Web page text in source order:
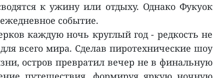
к ужину или отдыху. Однако Фукуок
событие.
каждую ночь круглый год - редкость не
всего мира. Сделав пиротехнические шоу
остров превратил вечер не в финальную